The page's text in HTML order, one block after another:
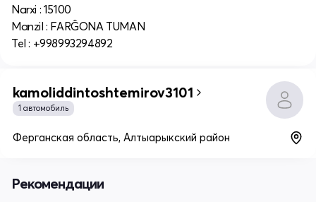
Narxi : 15100
Manzil : FARĜONA TUMAN
Tel : +998993294892
kamoliddintoshtemirov3101
1 автомобиль
Ферганская область, Алтыарыкский район
Рекомендации